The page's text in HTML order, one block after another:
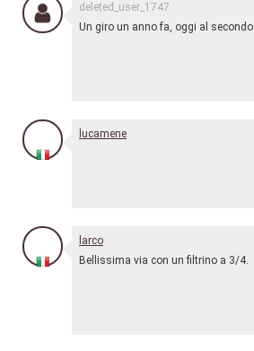
deleted_user_1747
Un giro un anno fa, oggi al secondo
lucamene
larco
Bellissima via con un filtrino a 3/4.